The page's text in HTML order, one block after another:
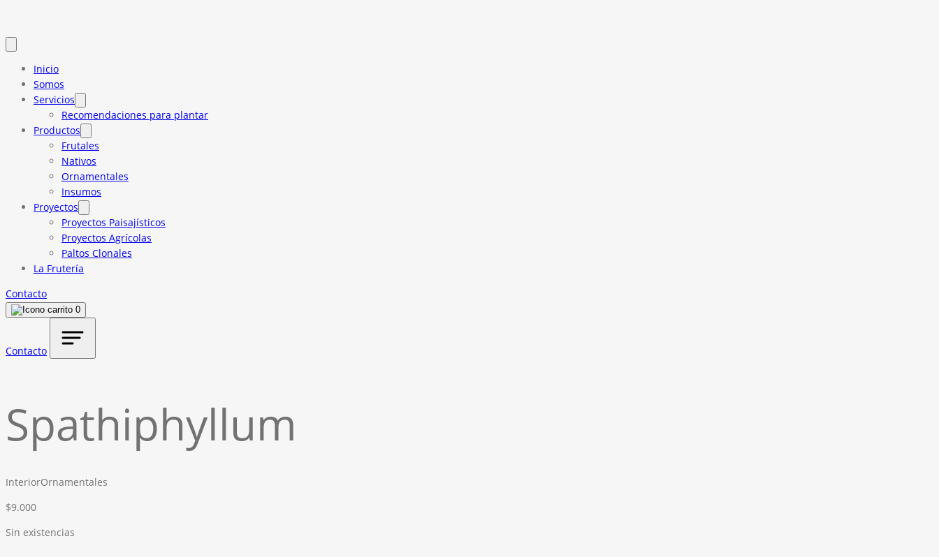
Inicio
Somos
Servicios
Recomendaciones para plantar
Productos
Frutales
Nativos
Ornamentales
Insumos
Proyectos
Proyectos Paisajísticos
Proyectos Agrícolas
Paltos Clonales
La Frutería
Contacto
0
Contacto
Spathiphyllum
InteriorOrnamentales
$9.000
Sin existencias